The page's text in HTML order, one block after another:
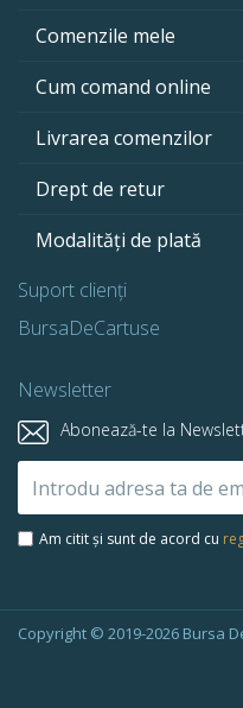
Comenzile mele
Cum comand online
Livrarea comenzilor
Drept de retur
Modalități de plată
Suport clienți
BursaDeCartuse
Newsletter
Abonează-te la
la
newsletter-
Am citit și sunt de acord cu
Copyright © 2019-2026 Bursa